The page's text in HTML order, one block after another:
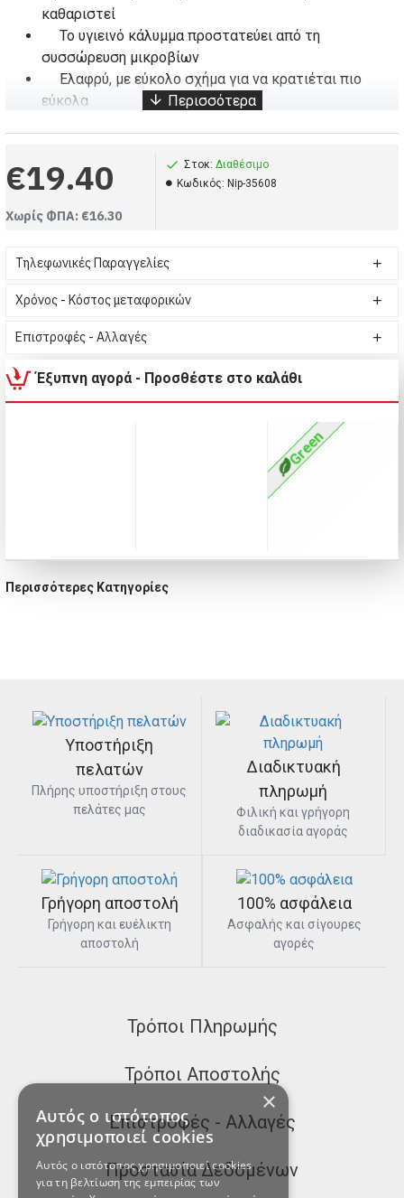
καθαριστεί
Το υγιεινό κάλυμμα προστατεύει από τη
συσσώρευση μικροβίων
Ελαφρύ, με εύκολο σχήμα για να κρατιέται πιο
εύκολα
πλαστικό πολυπροπυλένιο (PP)
Διατίθεται σε 270 ml
0% BPA
Παγουράκι Πλαστικο εκμάθησης που φωσφορίζει την Νύχτα - Διάστημα 270ml 6+ (Κωδικός-Nip-35608)
Nip, Παγούρια, Παγουράκι Πλαστικο εκμάθησης που φωσφορίζει την Νύχτα - Διάστημα 270ml 6+
€19.40
Χωρίς ΦΠΑ: €16.30
Στοκ: Διαθέσιμο
Kωδικός: Nip-35608
Τηλεφωνικές Παραγγελίες
Χρόνος - Κόστος μεταφορικών
Επιστροφές - Αλλαγές
Έξυπνη αγορά - Προσθέστε στο καλάθι
Green
Περισσότερες Κατηγορίες
Υποστήριξη
πελατών
Πλήρης υποστήριξη στους
πελάτες μας
Διαδικτυακή
πληρωμή
Φιλική και γρήγορη
διαδικασία αγοράς
Γρήγορη αποστολή
Γρήγορη και ευέλικτη
αποστολή
100% ασφάλεια
Ασφαλής και σίγουρες
αγορές
Τρόποι Πληρωμής
Τρόποι Αποστολής
Επιστροφές - Αλλαγές
Προστασία Δεδομένων
×
Αυτός ο ιστότοπος
χρησιμοποιεί cookies
Αυτός ο ιστότοπος χρησιμοποιεί cookies
για τη βελτίωση της εμπειρίας των